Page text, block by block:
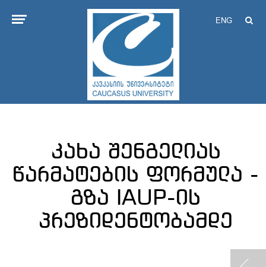
ENG
კახა შენგელიას
წარმატების ფორმულა -
გზა IAUP-ის
პრეზიდენტობამდე